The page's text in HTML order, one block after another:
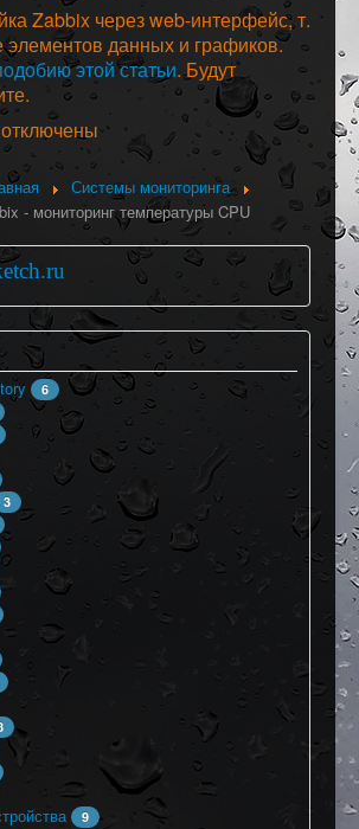
Zabbix через web-интерфейс, т.
элементов данных и графиков.
этой статьи. Будут
Системы мониторинга
- мониторинг температуры CPU
6
3
9